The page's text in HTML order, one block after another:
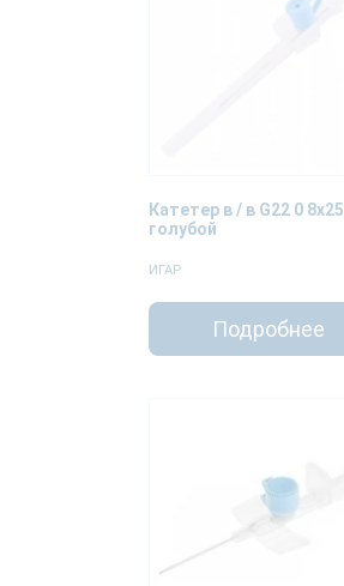
Катетер в / в G22 0 8х25
голубой
ИГАР
Подробнее